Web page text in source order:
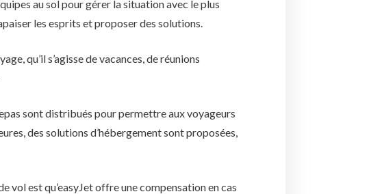
au sol pour gérer la situation avec le plus
les esprits et proposer des solutions.
qu’il s’agisse de vacances, de réunions
sont distribués pour permettre aux voyageurs
des solutions d’hébergement sont proposées,
vol est qu’easyJet offre une compensation en cas